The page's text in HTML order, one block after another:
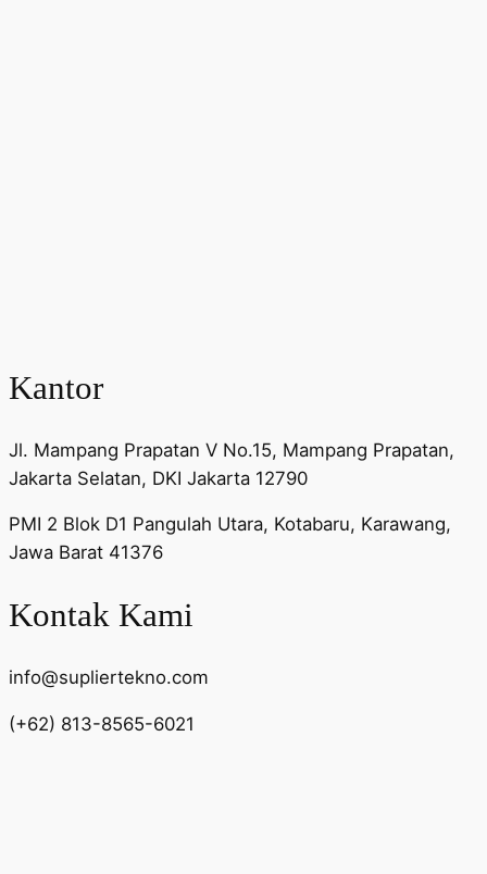
Kantor
Jl. Mampang Prapatan V No.15, Mampang Prapatan,
Jakarta Selatan, DKI Jakarta 12790
PMI 2 Blok D1 Pangulah Utara, Kotabaru, Karawang,
Jawa Barat 41376
Kontak Kami
info@supliertekno.com
(+62) 813-8565-6021